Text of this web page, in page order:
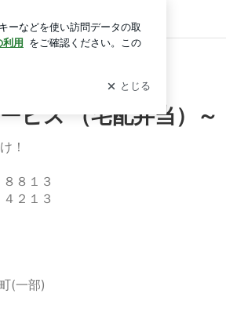
新規登録 ログイン
ビス （宅配弁当）～
！
８１３
２１３
(一部)